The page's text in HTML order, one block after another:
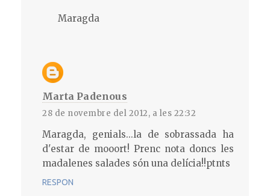
Maragda
Marta Padenous
28 de novembre del 2012, a les 22:32
Maragda, genials...la de sobrassada ha
d'estar de mooort! Prenc nota doncs les
madalenes salades són una delícia!!ptnts
RESPON